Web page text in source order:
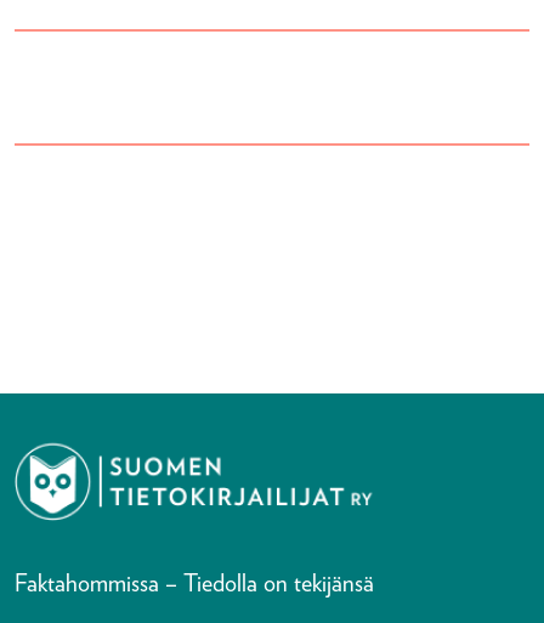
Faktahommissa – Tiedolla on tekijänsä